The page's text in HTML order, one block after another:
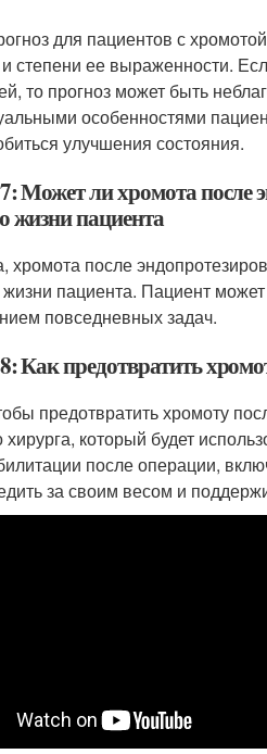
для пациентов с
степени ее выраженности.
то прогноз может быть
особенностями
улучшения состояния.
Может ли хромота после
жизни пациента
хромота после
жизни пациента. Пациент
повседневных задач.
Как предотвратить
предотвратить хромоту
хирурга, который будет
после операции,
за своим весом и